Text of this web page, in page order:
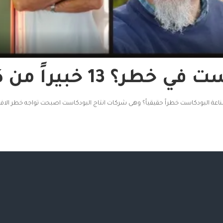
من كل قارة يجيبون
البودكاست خطراً حقيقياً؟ وهى شركات انتاج البودكاست اصبحت تواجه خطر